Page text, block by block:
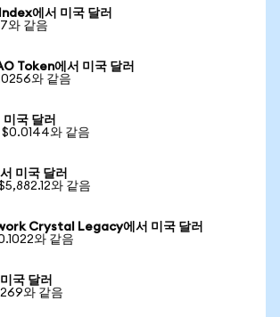
에서 미국 달러
와 같음
Token에서 미국 달러
와 같음
국 달러
$0.0144와 같음
미국 달러
와 같음
Crystal Legacy에서 미국 달러
와 같음
국 달러
와 같음